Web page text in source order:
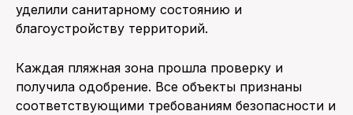
уделили санитарному состоянию и
благоустройству территорий.
Каждая пляжная зона прошла проверку и
получила одобрение. Все объекты признаны
соответствующими требованиям безопасности и